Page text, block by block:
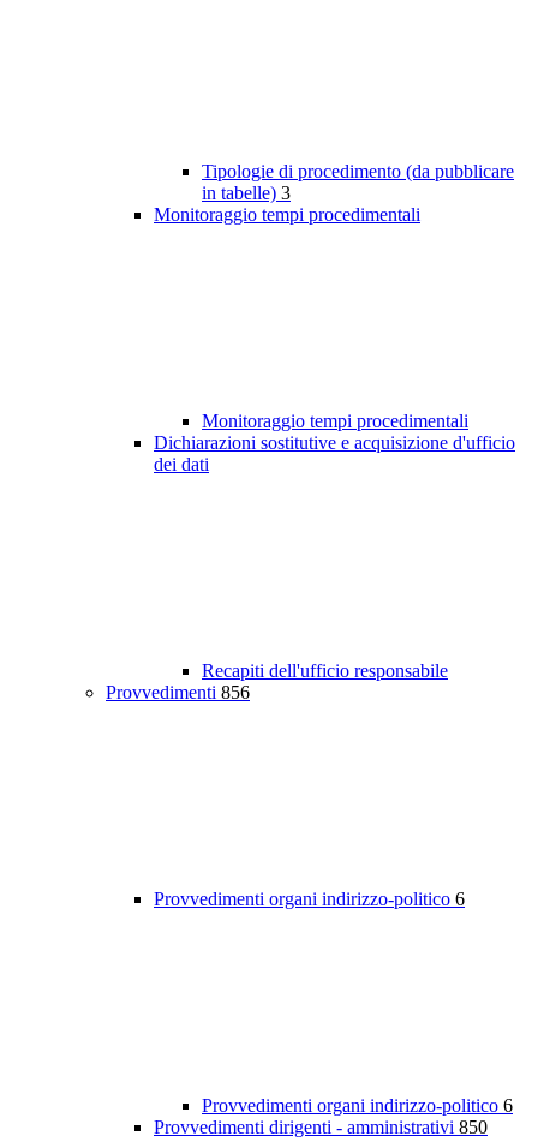
Tipologie di procedimento (da pubblicare
in tabelle) 3
Monitoraggio tempi procedimentali
Monitoraggio tempi procedimentali
Dichiarazioni sostitutive e acquisizione d'ufficio
dei dati
Recapiti dell'ufficio responsabile
Provvedimenti 856
Provvedimenti organi indirizzo-politico 6
Provvedimenti organi indirizzo-politico 6
Provvedimenti dirigenti - amministrativi 850